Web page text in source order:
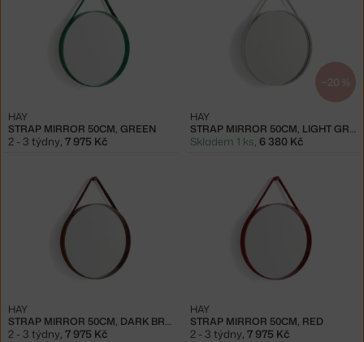
STRAP MIRROR 50CM, GREEN
HAY
2 - 3 týdny, 7 975 Kč
−20 %
STRAP MIRROR 50CM, LIGHT GREY
HAY
Skladem 1 ks, 6 380 Kč
STRAP MIRROR 50CM, DARK BROWN
HAY
2 - 3 týdny, 7 975 Kč
STRAP MIRROR 50CM, RED
HAY
2 - 3 týdny, 7 975 Kč